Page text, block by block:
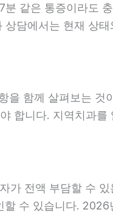
같은 통증이라도
담에서는 현재 상
함께 살펴보는
합니다. 지역치과
전액 부담할 수
할 수 있습니다.